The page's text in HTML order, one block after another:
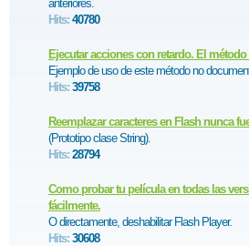
anteriores.
Hits: 40780
Ejecutar acciones con retardo. El
Ejemplo de uso de este método no
Hits: 39758
Reemplazar caracteres en Flash nunca
(Prototipo clase String).
Hits: 28794
Como probar tu película en todas las
fácilmente.
O directamente, deshabilitar Flash Player.
Hits: 30608